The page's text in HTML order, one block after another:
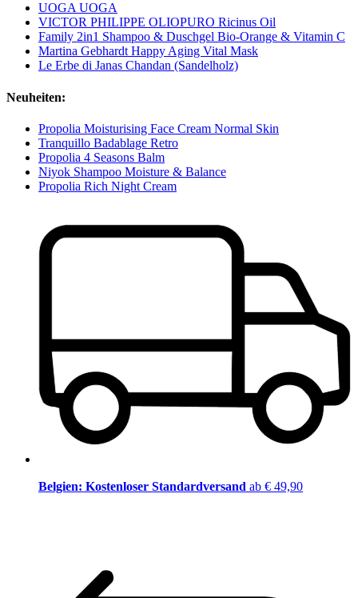
UOGA UOGA
VICTOR PHILIPPE OLIOPURO Ricinus Oil
Family 2in1 Shampoo & Duschgel Bio-Orange & Vitamin C
Martina Gebhardt Happy Aging Vital Mask
Le Erbe di Janas Chandan (Sandelholz)
Neuheiten:
Propolia Moisturising Face Cream Normal Skin
Tranquillo Badablage Retro
Propolia 4 Seasons Balm
Niyok Shampoo Moisture & Balance
Propolia Rich Night Cream
Belgien: Kostenloser Standardversand ab € 49,90